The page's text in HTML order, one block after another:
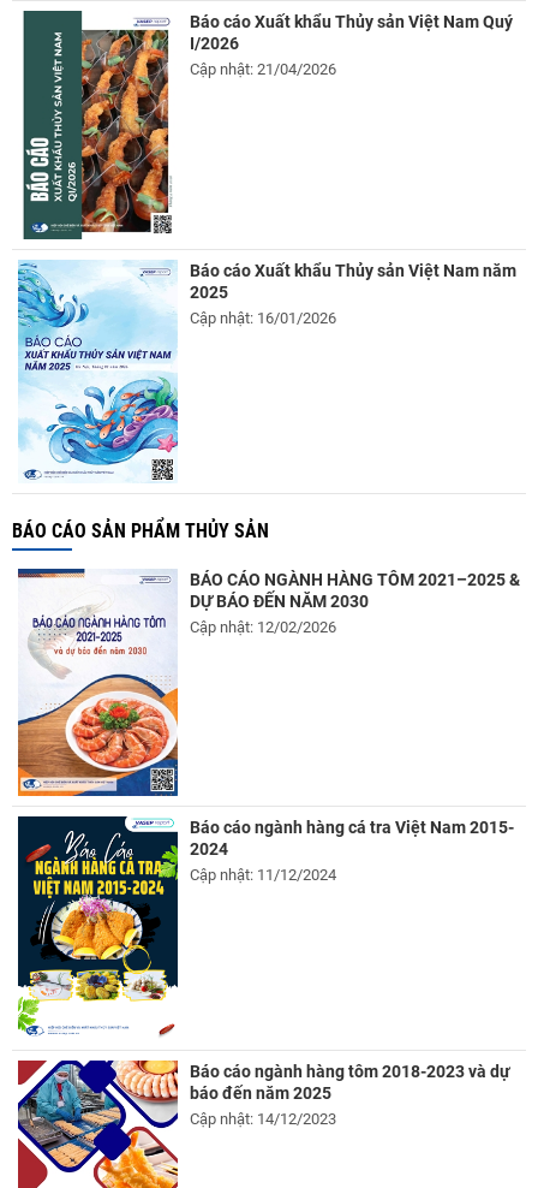
Báo cáo Xuất khẩu Thủy sản Việt Nam Quý
I/2026
Cập nhật: 21/04/2026
Báo cáo Xuất khẩu Thủy sản Việt Nam năm
2025
Cập nhật: 16/01/2026
BÁO CÁO SẢN PHẨM THỦY SẢN
BÁO CÁO NGÀNH HÀNG TÔM 2021–2025 &
DỰ BÁO ĐẾN NĂM 2030
Cập nhật: 12/02/2026
Báo cáo ngành hàng cá tra Việt Nam 2015-
2024
Cập nhật: 11/12/2024
Báo cáo ngành hàng tôm 2018-2023 và dự
báo đến năm 2025
Cập nhật: 14/12/2023